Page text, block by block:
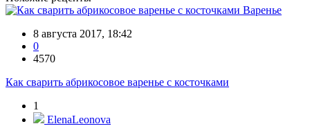
Варенье
8 августа 2017, 18:42
0
4570
Как сварить абрикосовое варенье с косточками
1
ElenaLeonova